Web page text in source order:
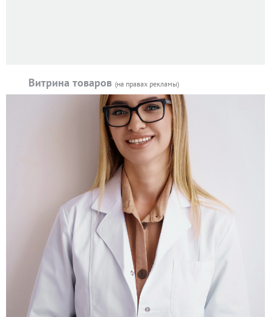
Витрина товаров (на правах рекламы)